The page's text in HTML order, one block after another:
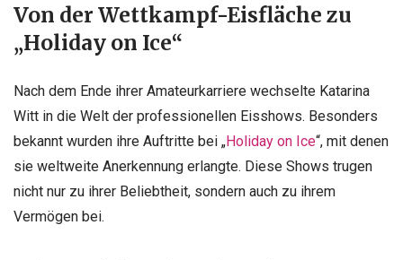
Von der Wettkampf-Eisfläche zu
„Holiday on Ice“
Nach dem Ende ihrer Amateurkarriere wechselte Katarina
Witt in die Welt der professionellen Eisshows. Besonders
bekannt wurden ihre Auftritte bei „Holiday on Ice“, mit denen
sie weltweite Anerkennung erlangte. Diese Shows trugen
nicht nur zu ihrer Beliebtheit, sondern auch zu ihrem
Vermögen bei.